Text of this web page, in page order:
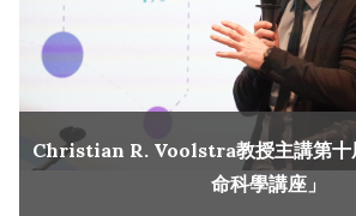
Christian R. Voolstra教授主講第十
命科學講座」